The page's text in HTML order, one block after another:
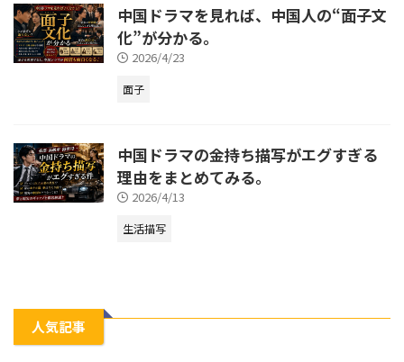
中国ドラマを見れば、中国人の“面子文
化”が分かる。
2026/4/23
面子
中国ドラマの金持ち描写がエグすぎる
理由をまとめてみる。
2026/4/13
生活描写
人気記事